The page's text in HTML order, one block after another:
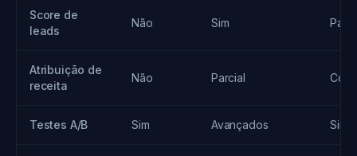
Score de
leads
Não Sim
Atribuição de
receita
Não Parcial
Testes A/B Sim Avançados Sim